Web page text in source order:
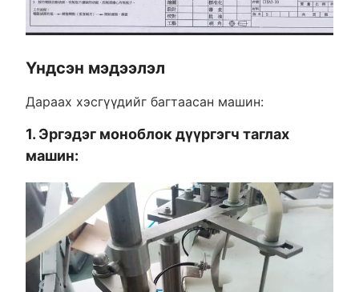
Үндсэн мэдээлэл
Дараах хэсгүүдийг багтаасан машин:
1. Эргэдэг моноблок дүүргэгч таглах
машин: